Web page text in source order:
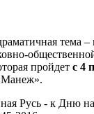
тема
пройдет с 4
Русь - к Дню